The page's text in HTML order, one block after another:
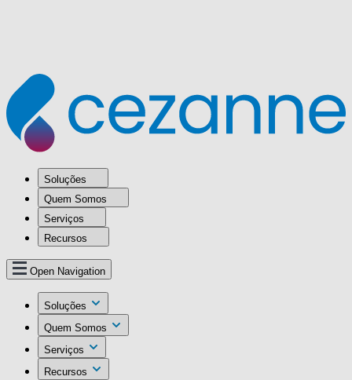
Soluções
Quem Somos
Serviços
Recursos
Open Navigation
Soluções
Quem Somos
Serviços
Recursos